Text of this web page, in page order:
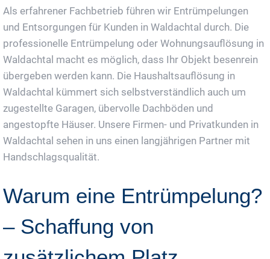
Als erfahrener Fachbetrieb führen wir Entrümpelungen
und Entsorgungen für Kunden in Waldachtal durch. Die
professionelle Entrümpelung oder Wohnungsauflösung in
Waldachtal macht es möglich, dass Ihr Objekt besenrein
übergeben werden kann. Die Haushaltsauflösung in
Waldachtal kümmert sich selbstverständlich auch um
zugestellte Garagen, übervolle Dachböden und
angestopfte Häuser. Unsere Firmen- und Privatkunden in
Waldachtal sehen in uns einen langjährigen Partner mit
Handschlagsqualität.
Warum eine Entrümpelung?
– Schaffung von